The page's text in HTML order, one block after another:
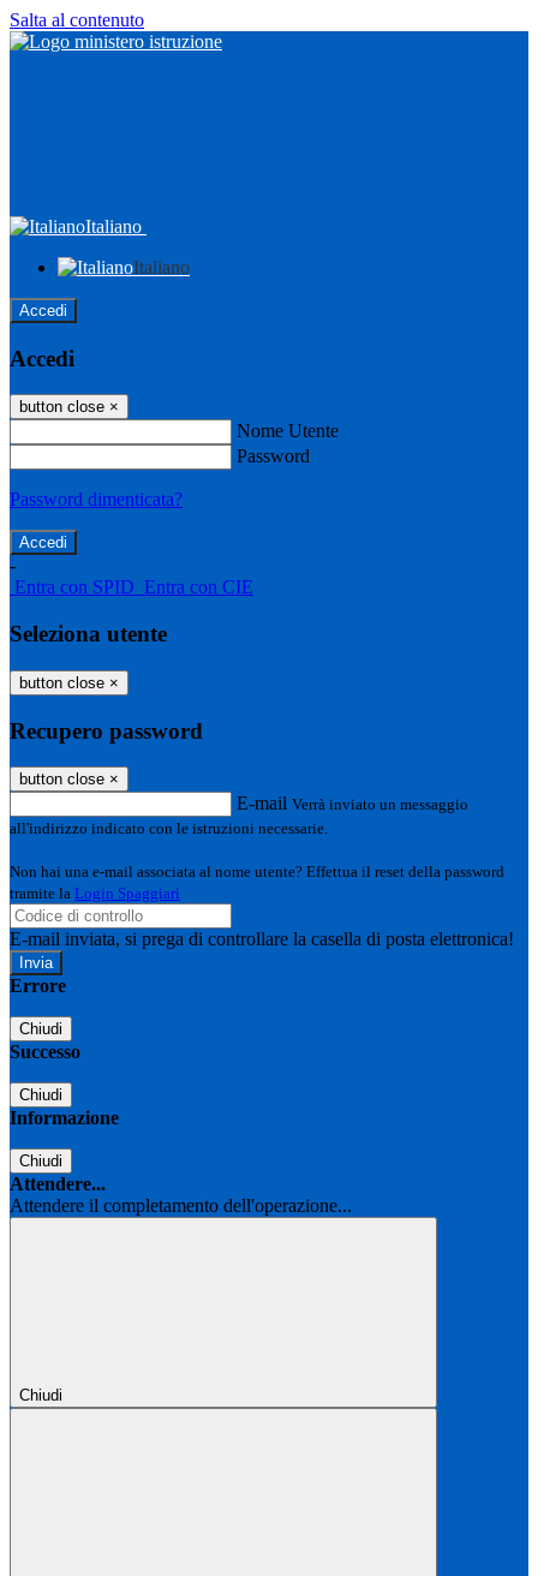
Salta al contenuto
Italiano
Italiano
Accedi
Accedi
button close ×
Nome Utente
Password
Password dimenticata?
-
Entra con SPID Entra con CIE
Seleziona utente
button close ×
Recupero password
button close ×
E-mail Verrà inviato un messaggio
all'indirizzo indicato con le istruzioni necessarie.
Non hai una e-mail associata al nome utente? Effettua il reset della password
tramite la Login Spaggiari
E-mail inviata, si prega di controllare la casella di posta elettronica!
Errore
Chiudi
Successo
Chiudi
Informazione
Chiudi
Attendere...
Attendere il completamento dell'operazione...
Chiudi